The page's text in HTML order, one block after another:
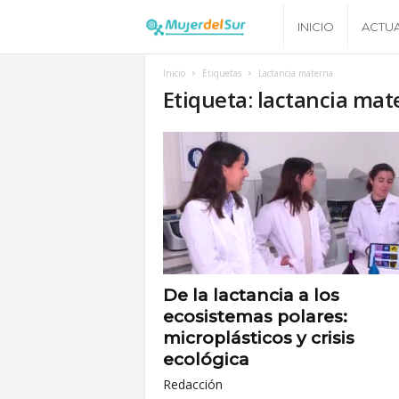
j
e
r
d
e
l
INICIO
Inicio Etiquetas Lactancia materna
Etiqueta: lactancia
De la lactancia a los
ecosistemas polares:
microplásticos y crisis
ecológica
Redacción